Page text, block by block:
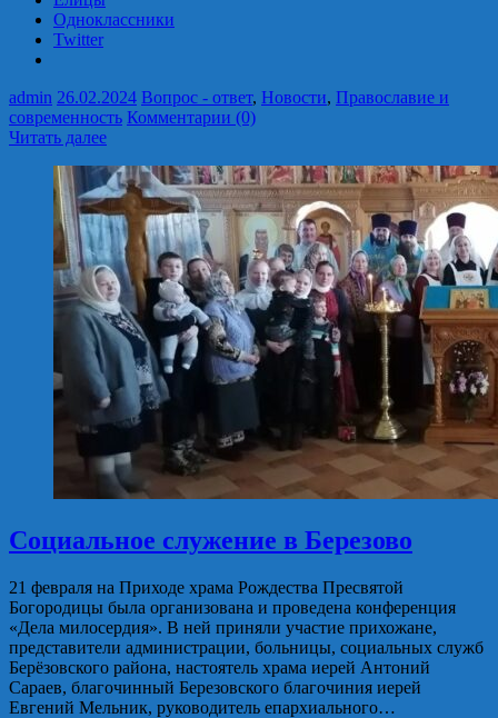
Одноклассники
Twitter
admin 26.02.2024 Вопрос - ответ, Новости, Православие и
современность Комментарии (0)
Читать далее
Социальное служение в Березово
21 февраля на Приходе храма Рождества Пресвятой
Богородицы была организована и проведена конференция
«Дела милосердия». В ней приняли участие прихожане,
представители администрации, больницы, социальных служб
Берёзовского района, настоятель храма иерей Антоний
Сараев, благочинный Березовского благочиния иерей
Евгений Мельник, руководитель епархиального…